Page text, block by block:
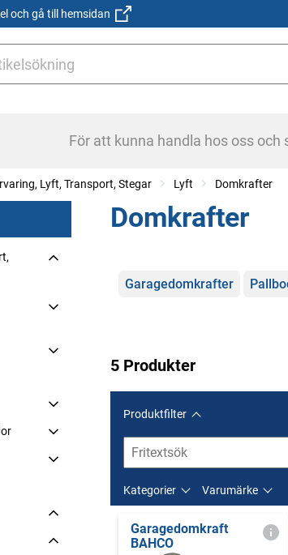
och gå till hemsidan
För att kunna handla hos oss och
Lyft, Transport, Stegar Lyft Domkrafter
Domkrafter
Kategorier
Garagedomkrafter
5 Produkter
Produktfilter
Kategorier Varumärke
Garagedomkraft
BAHCO